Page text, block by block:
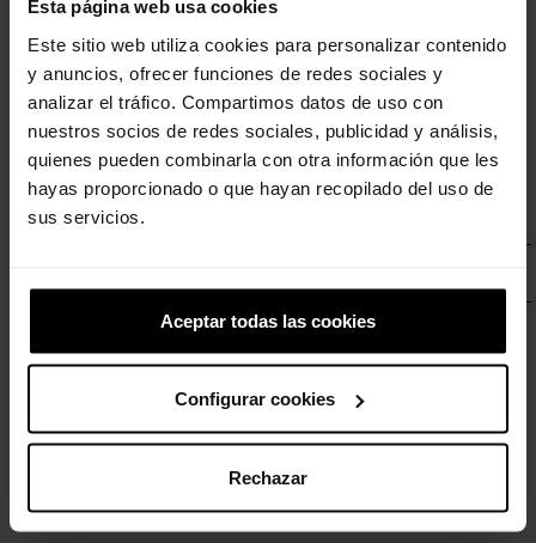
Esta página web usa cookies
Este sitio web utiliza cookies para personalizar contenido
y anuncios, ofrecer funciones de redes sociales y
analizar el tráfico. Compartimos datos de uso con
nuestros socios de redes sociales, publicidad y análisis,
quienes pueden combinarla con otra información que les
hayas proporcionado o que hayan recopilado del uso de
sus servicios.
Aceptar todas las cookies
Configurar cookies
Rechazar
● Número de pedido:
_______________________
● Pedido realizado el:
___ / ___ /
20___
● Pedido recibido el:
___ / ___ /
20___
● Nombre y apellidos del/los
Firma del/los consumidor/es(solo si el
presente formulario se presenta en papel):
Información adicional sobre las
consecuencias del desistimiento: